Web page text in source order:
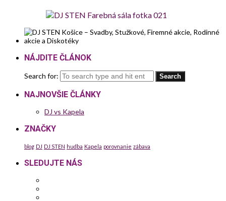
NÁJDITE ČLÁNOK
Search for:
NAJNOVŠIE ČLÁNKY
DJ vs Kapela
ZNAČKY
blog DJ DJ STEN hudba Kapela porovnanie zábava
SLEDUJTE NÁS